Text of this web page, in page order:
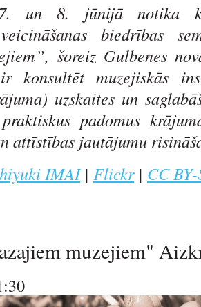
un 8. jūnijā notika
biedrības
šoreiz Gulbenes
konsultēt muzejiskās
uzskaites un
padomus
attīstības jautājumu
IMAI| Flickr| CC
muzejiem"